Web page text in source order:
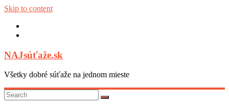
Skip to content
NAJsúťaže.sk
Všetky dobré súťaže na jednom mieste